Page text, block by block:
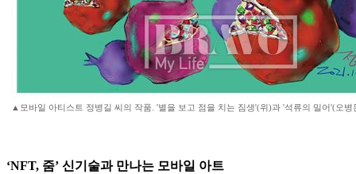
▲모바일 아티스트 정병길 씨의 작품. '별을 보고 점을 치는 짐생'(위)과 '석류의 밀어'(오병
‘NFT, 줌’ 신기술과 만나는 모바일 아트